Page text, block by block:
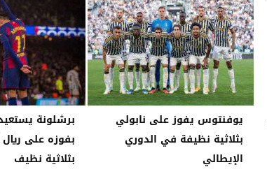
يوفنتوس يفوز على نابولي
بثلاثية نظيفة في الدوري
الإيطالي
برشلونة
بفوزه على
بثلاثية نظيف